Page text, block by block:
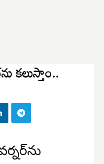
కలుస్తాం..